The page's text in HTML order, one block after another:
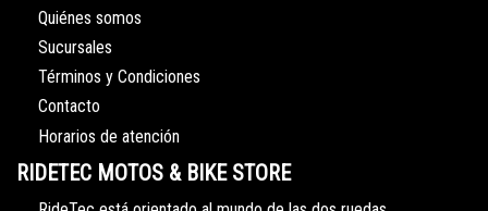
Quiénes somos
Sucursales
Términos y Condiciones
Contacto
Horarios de atención
RIDETEC MOTOS & BIKE STORE